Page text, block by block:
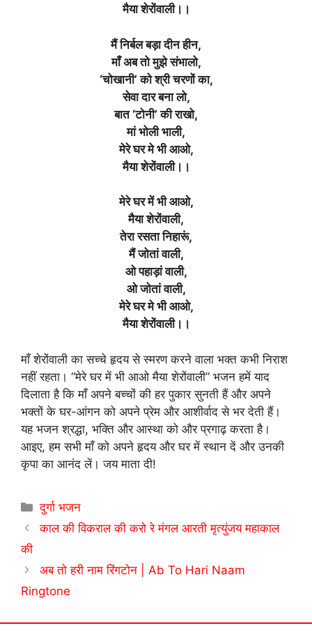
मैया शेरोंवाली।।
मैं निर्बल बड़ा दीन हीन,
माँ अब तो मुझे संभालो,
‘चोखानी’ को श्री चरणों का,
सेवा दार बना लो,
बात ‘टोनी’ की राखो,
मां भोली भाली,
मेरे घर मे भी आओ,
मैया शेरोंवाली।।
मेरे घर में भी आओ,
मैया शेरोंवाली,
तेरा रसता निहारूं,
मैं जोतां वाली,
ओ पहाड़ां वाली,
ओ जोतां वाली,
मेरे घर मे भी आओ,
मैया शेरोंवाली।।
माँ शेरोंवाली का सच्चे हृदय से स्मरण करने वाला भक्त कभी निराश
नहीं रहता। “मेरे घर में भी आओ मैया शेरोंवाली” भजन हमें याद
दिलाता है कि माँ अपने बच्चों की हर पुकार सुनती हैं और अपने
भक्तों के घर-आंगन को अपने प्रेम और आशीर्वाद से भर देती हैं।
यह भजन श्रद्धा, भक्ति और आस्था को और प्रगाढ़ करता है।
आइए, हम सभी माँ को अपने हृदय और घर में स्थान दें और उनकी
कृपा का आनंद लें। जय माता दी!
Categories
दुर्गा भजन
काल की विकराल की करो रे मंगल आरती मृत्युंजय महाकाल
की
अब तो हरी नाम रिंगटोन | Ab To Hari Naam
Ringtone